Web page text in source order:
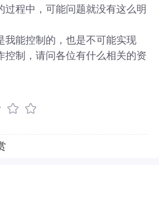
过程中，可能问题就没有这么明
我能控制的，也是不可能实现
控制，请问各位有什么相关的资